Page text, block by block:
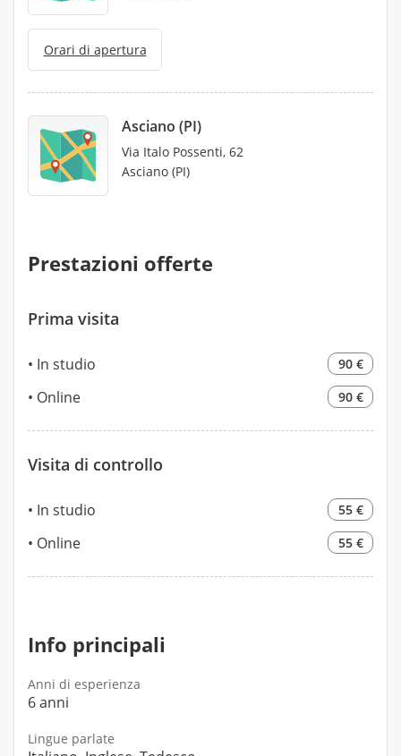
Orari di apertura
Asciano (PI)
Via Italo Possenti, 62
Asciano (PI)
Prestazioni offerte
Prima visita
In studio 90 €
Online 90 €
Visita di controllo
In studio 55 €
Online 55 €
Info principali
Anni di esperienza
6 anni
Lingue parlate